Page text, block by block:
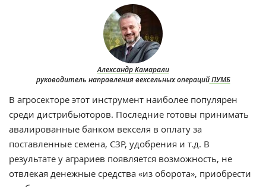
Александр Камарали
руководитель направления вексельных операций ПУМБ
В агросекторе этот инструмент наиболее популярен
среди дистрибьюторов. Последние готовы принимать
авалированные банком векселя в оплату за
поставленные семена, СЗР, удобрения и т.д. В
результате у аграриев появляется возможность, не
отвлекая денежные средства «из оборота», приобрести